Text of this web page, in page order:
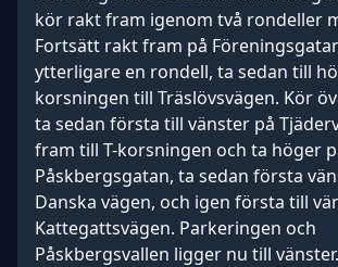
kör rakt fram igenom två rondeller
Fortsätt rakt fram på
ytterligare en rondell, ta sedan till
korsningen till Träslövsvägen. Kör
ta sedan första till vänster på
fram till T-korsningen och ta höger
Påskbergsgatan, ta sedan första
Danska vägen, och igen första till
Kattegattsvägen. Parkeringen och
Påskbergsvallen ligger nu till vänster.